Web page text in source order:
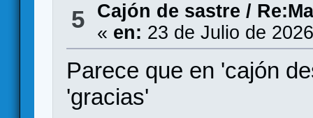
5 Cajón de sastre /
« en: 23 de Julio de
Parece que en 'cajón
'gracias'